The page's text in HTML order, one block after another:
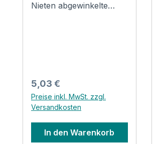
Nieten abgewinkelte
Regulärer Preis:
5,03 €
Preise inkl. MwSt. zzgl.
Versandkosten
In den Warenkorb